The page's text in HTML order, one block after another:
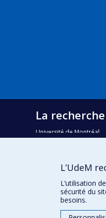
La recherche
Université de Montréal
Courriel:
L’UdeM
L’utilisation
sécurité du
besoins.